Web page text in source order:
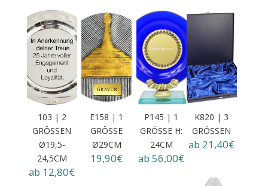
103 | 2
GRÖSSEN Ø
19,5-2
4,5CM
ab 12,80€
E158 | 1
GRÖSSE Ø
29CM
19,90€
P145 | 1
GRÖSSE H: 2
4CM
ab 56,00€
K820 | 3
GRÖSSEN
ab 21,40€